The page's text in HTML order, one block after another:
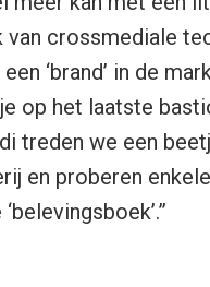
crossmediale
‘brand’ in de
op het laatste
treden we een
en proberen